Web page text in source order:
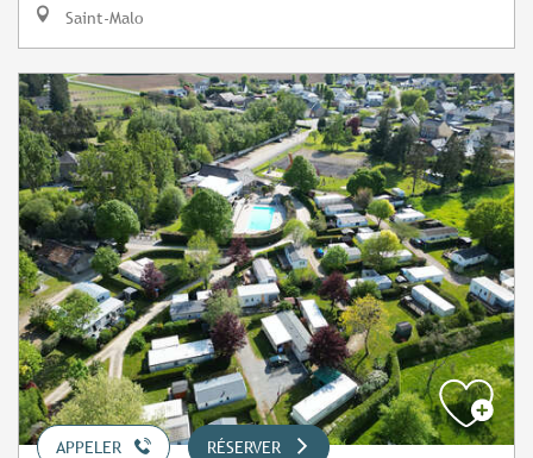
Saint-Malo
APPELER RÉSERVER